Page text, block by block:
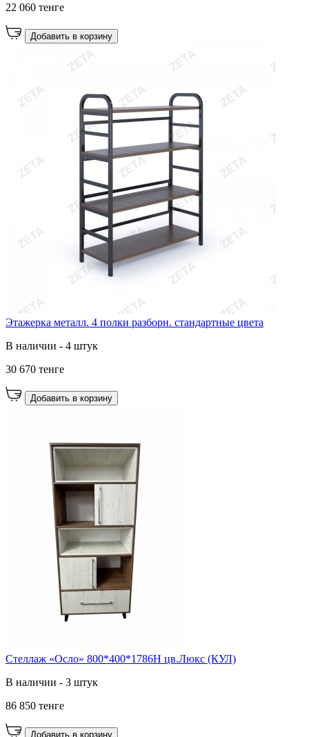
22 060 тенге
Добавить в корзину
Этажерка металл. 4 полки разборн. стандартные цвета
В наличии - 4 штук
30 670 тенге
Добавить в корзину
Стеллаж «Осло» 800*400*1786Н цв.Люкс (КУЛ)
В наличии - 3 штук
86 850 тенге
Добавить в корзину